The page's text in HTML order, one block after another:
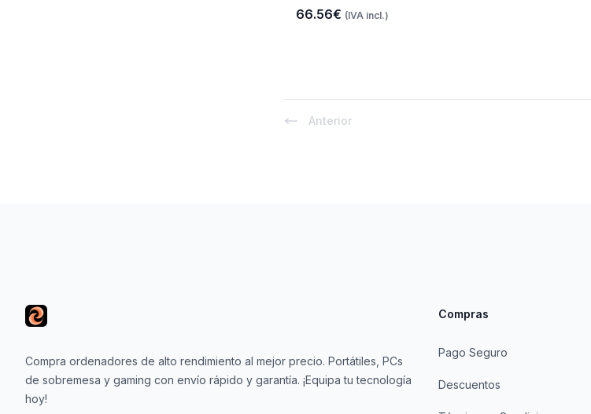
66.56€ (IVA incl.)
Anterior
Compra ordenadores de alto rendimiento al mejor precio. Portátiles, PCs
de sobremesa y gaming con envío rápido y garantía. ¡Equipa tu tecnología
hoy!
Compras
Pago Seguro
Descuentos